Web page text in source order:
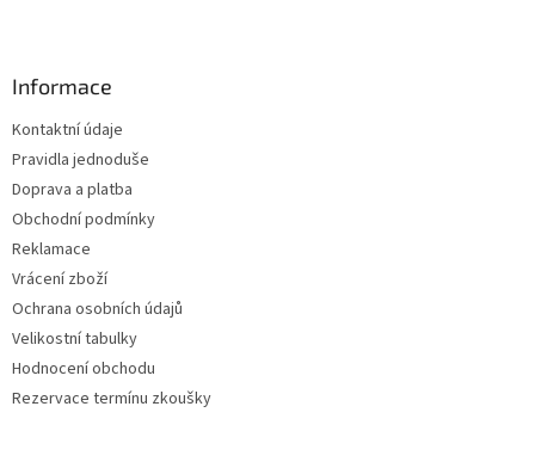
Informace
Kontaktní údaje
Pravidla jednoduše
Doprava a platba
Obchodní podmínky
Reklamace
Vrácení zboží
Ochrana osobních údajů
Velikostní tabulky
Hodnocení obchodu
Rezervace termínu zkoušky